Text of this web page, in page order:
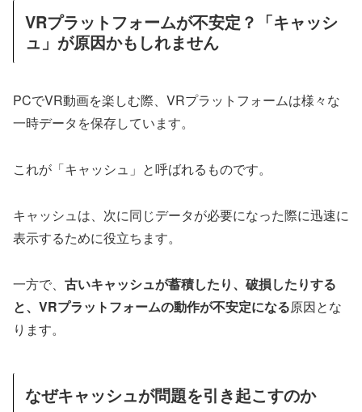
VRプラットフォームが不安定？「キャッシ
ュ」が原因かもしれません
PCでVR動画を楽しむ際、VRプラットフォームは様々な
一時データを保存しています。
これが「キャッシュ」と呼ばれるものです。
キャッシュは、次に同じデータが必要になった際に迅速に
表示するために役立ちます。
一方で、 古いキャッシュが蓄積したり、破損したりする
と、VRプラットフォームの動作が不安定になる原因とな
ります。
なぜキャッシュが問題を引き起こすのか